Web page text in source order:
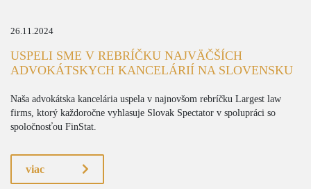
26.11.2024
USPELI SME V REBRÍČKU NAJVÄČŠÍCH
ADVOKÁTSKYCH KANCELÁRIÍ NA SLOVENSKU
Naša advokátska kancelária uspela v najnovšom rebríčku Largest law
firms, ktorý každoročne vyhlasuje Slovak Spectator v spolupráci so
spoločnosťou FinStat.
viac